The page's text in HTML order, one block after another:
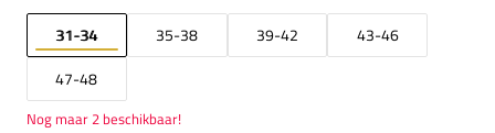
31-34 35-38 39-42
43-46
47-48
Nog maar 2 beschikbaar!